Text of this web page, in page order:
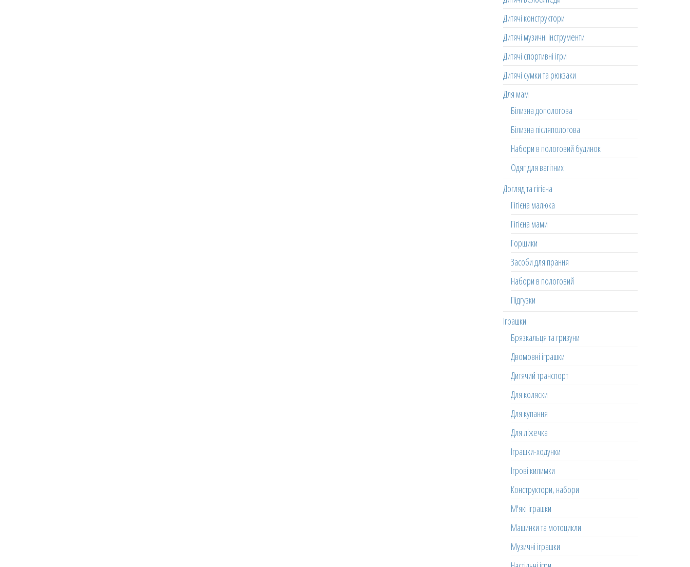
Дитячі конструктори
Дитячі музичні інструменти
Дитячі спортивні ігри
Дитячі сумки та рюкзаки
Для мам
Білизна допологова
Білизна післяпологова
Набори в пологовий будинок
Одяг для вагітних
Догляд та гігієна
Гігієна малюка
Гігієна мами
Горщики
Засоби для прання
Набори в пологовий
Підгузки
Іграшки
Брязкальця та гризуни
Двомовні іграшки
Дитячий транспорт
Для коляски
Для купання
Для ліжечка
Іграшки-ходунки
Ігрові килимки
Конструктори, набори
М'які іграшки
Машинки та мотоцикли
Музичні іграшки